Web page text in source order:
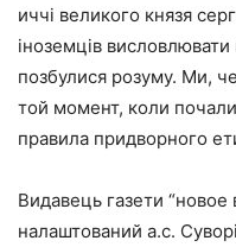
иччі великого князя
іноземців
позбулися розуму. Ми,
той момент, коли
правила придворного
Видавець газети
налаштований а.с.